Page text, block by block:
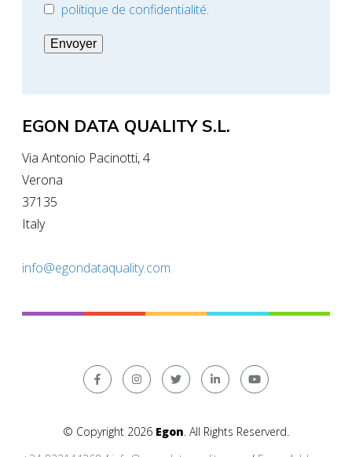
politique de confidentialité.
Envoyer
EGON DATA QUALITY S.L.
Via Antonio Pacinotti, 4
Verona
37135
Italy
info@egondataquality.com
© Copyright 2026 Egon. All Rights Reserverd.